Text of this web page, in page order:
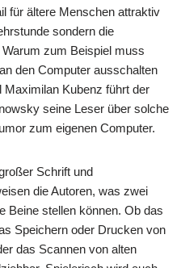
für ältere Menschen attraktiv
sondern die
zum Beispiel muss
den Computer ausschalten
Kubenz führt der
seine Leser über solche
zum eigenen Computer.
Schrift und
die Autoren, was zwei
Beine stellen können. Ob das
Speichern oder Drucken von
das Scannen von alten